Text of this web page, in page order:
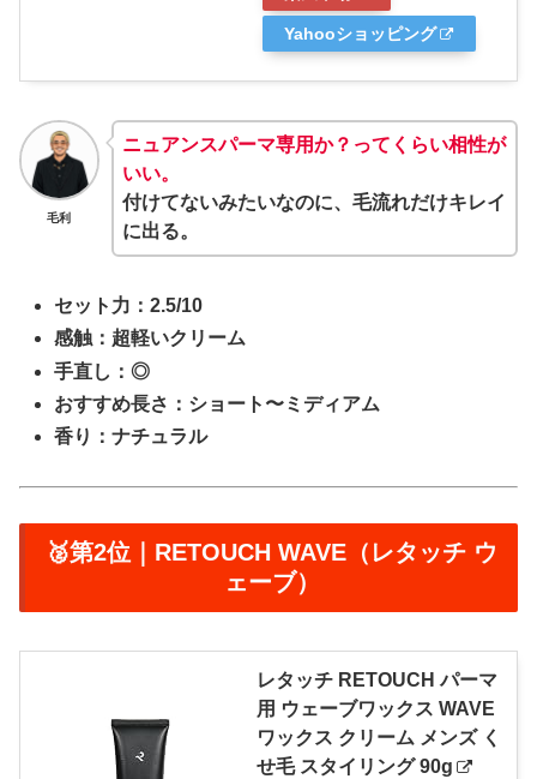
Yahooショッピング
毛利
ニュアンスパーマ専用か？ってくらい相性が
いい。
付けてないみたいなのに、毛流れだけキレイ
に出る。
セット力：2.5/10
感触：超軽いクリーム
手直し：◎
おすすめ長さ：ショート〜ミディアム
香り：ナチュラル
🥈第2位｜RETOUCH WAVE（レタッチ ウ
ェーブ）
レタッチ RETOUCH パーマ
用 ウェーブワックス WAVE
ワックス クリーム メンズ く
せ毛 スタイリング 90g